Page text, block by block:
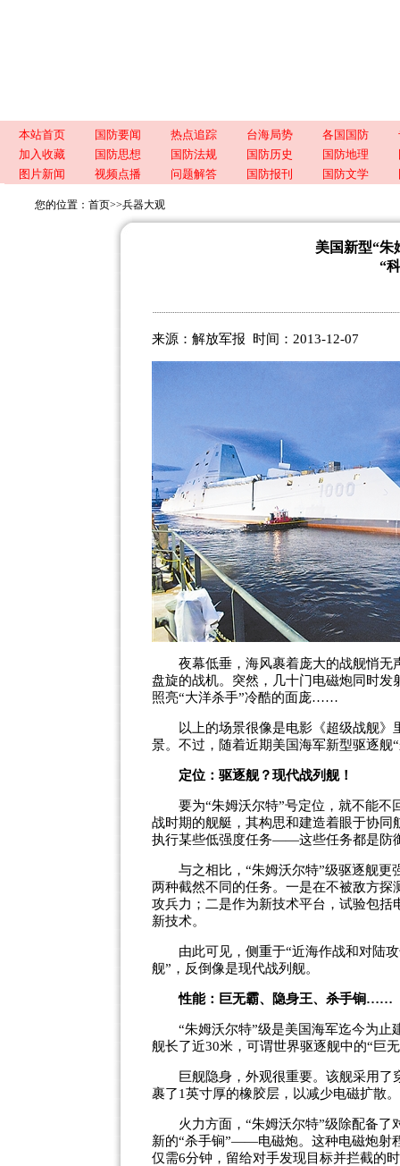
本站首页 国防要闻 热点追踪 台海局势 各国国防
加入收藏
国防思想 国防法规 国防历史 国防地理
图片新闻
视频点播 问题解答 国防报刊 国防文学
您的位置： 首页>>兵器大观
美国新型“
“
来源：解放军报 时间：2013-12-07
夜幕低垂，海风裹着庞大的战舰悄无
盘旋的战机。突然，几十门电磁炮同时
照亮“大洋杀手”冷酷的面庞……
以上的场景很像是电影《超级战舰》
景。不过，随着近期美国海军新型驱逐舰
定位：驱逐舰？现代战列舰！
要为“朱姆沃尔特”号定位，就不能不
战时期的舰艇，其构思和建造着眼于协
执行某些低强度任务——这些任务都是防
与之相比，“朱姆沃尔特”级驱逐舰更
两种截然不同的任务。一是在不被敌方
攻兵力；二是作为新技术平台，试验包
新技术。
由此可见，侧重于“近海作战和对陆攻
舰”，反倒像是现代战列舰。
性能：巨无霸、隐身王、杀手锏……
“朱姆沃尔特”级是美国海军迄今为止
舰长了近30米，可谓世界驱逐舰中的“巨
巨舰隐身，外观很重要。该舰采用了
裹了1英寸厚的橡胶层，以减少电磁扩散。
火力方面，“朱姆沃尔特”级除配备了
新的“杀手锏”——电磁炮。这种电磁炮射
仅需6分钟，留给对手发现目标并拦截的